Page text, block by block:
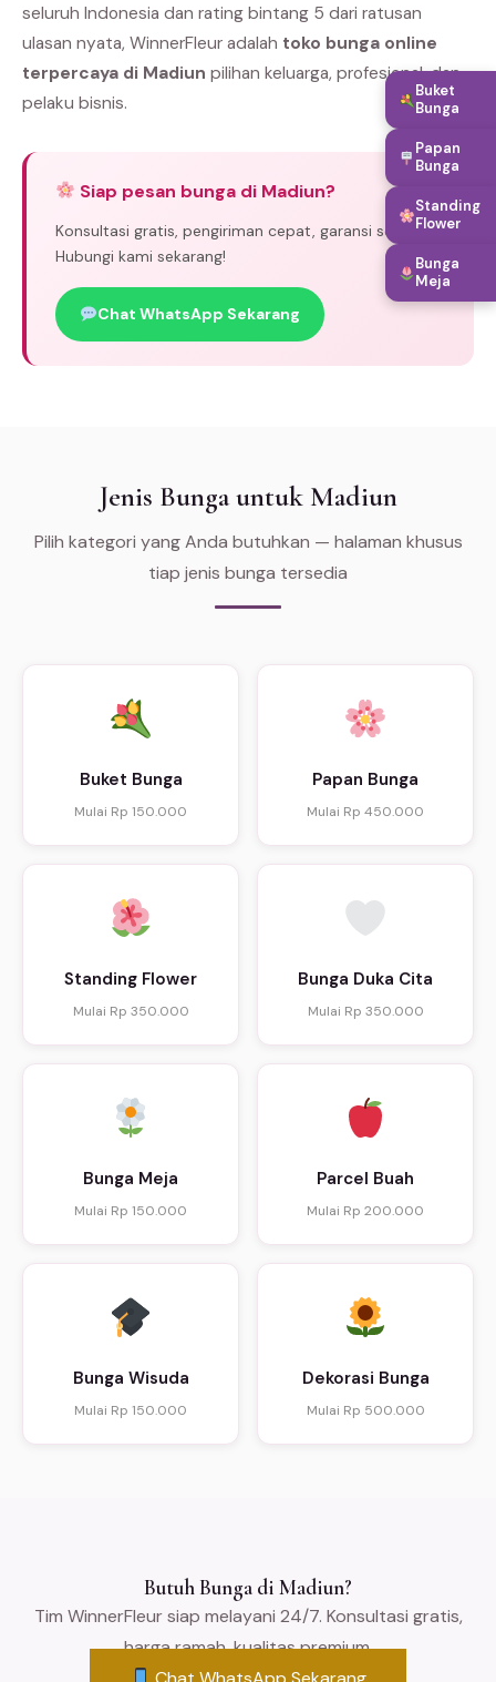
seluruh Indonesia dan rating bintang 5 dari ratusan
ulasan nyata, WinnerFleur adalah toko bunga online
terpercaya di Madiun pilihan keluarga, profesional, dan
pelaku bisnis.
Siap pesan bunga di Madiun?
Konsultasi gratis, pengiriman cepat, garansi segar.
Hubungi kami sekarang!
Chat WhatsApp Sekarang
Jenis Bunga untuk Madiun
Pilih kategori yang Anda butuhkan — halaman khusus
tiap jenis bunga tersedia
Buket Bunga
Mulai Rp 150.000
Papan Bunga
Mulai Rp 450.000
Standing Flower
Mulai Rp 350.000
Bunga Duka Cita
Mulai Rp 350.000
Bunga Meja
Mulai Rp 150.000
Parcel Buah
Mulai Rp 200.000
Bunga Wisuda
Mulai Rp 150.000
Dekorasi Bunga
Mulai Rp 500.000
Butuh Bunga di Madiun?
Tim WinnerFleur siap melayani 24/7. Konsultasi gratis,
harga ramah, kualitas premium.
Buket
Bunga
Papan
Bunga
Standing
Flower
Bunga
Meja